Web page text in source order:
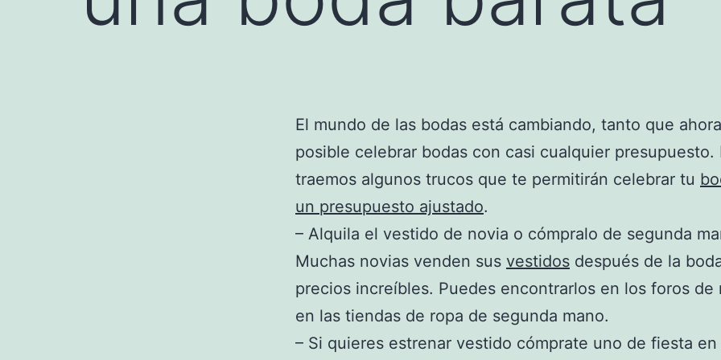
El mundo de las bodas está cambiando, tanto que
posible celebrar bodas con casi cualquier presupuesto.
traemos algunos trucos que te permitirán celebrar tu
un presupuesto ajustado.
– Alquila el vestido de novia o cómpralo de segunda
Muchas novias venden sus vestidos después de la
precios increíbles. Puedes encontrarlos en los foros de
en las tiendas de ropa de segunda mano.
– Si quieres estrenar vestido cómprate uno de fiesta